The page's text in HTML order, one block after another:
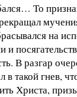
То
на
и
В разгар
такой гнев,
Христа,